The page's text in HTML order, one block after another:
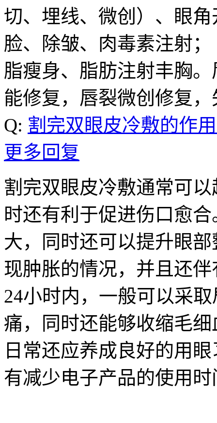
切、埋线、微创）、眼
脸、除皱、肉毒素注射
脂瘦身、脂肪注射丰胸
能修复，唇裂微创修复
Q: 割完双眼皮冷敷的作
更多回复
割完双眼皮冷敷通常可
时还有利于促进伤口愈
大，同时还可以提升眼
现肿胀的情况，并且还
24小时内，一般可以采
痛，同时还能够收缩毛
日常还应养成良好的用
有减少电子产品的使用时